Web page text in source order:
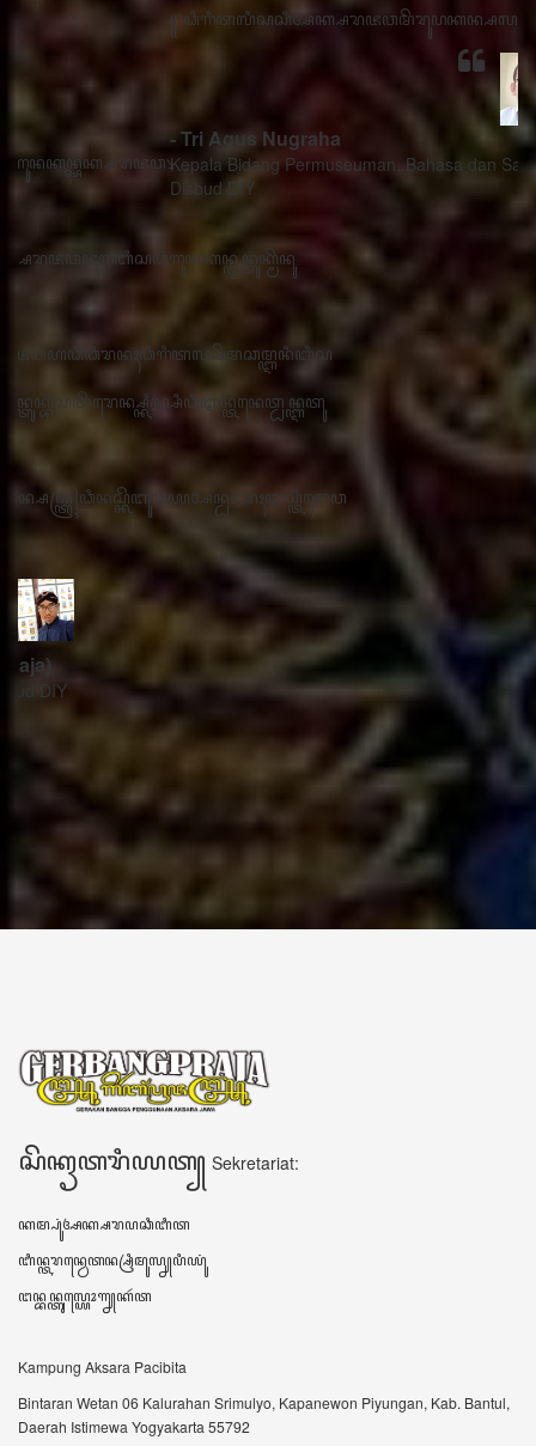
- Tri Agus Nugraha
Kepala Bidang Permuseuman, Bahasa dan Sastra
Disbud DIY
ꦱꦼꦏꦽꦠꦫꦶꦪꦠ꧀ Sekretariat:
ꦏꦩ꧀ꦥꦸꦁꦄꦏ꧀ꦱꦫꦥꦕꦶꦧꦶꦠ
ꦧꦶꦤ꧀ꦠꦫꦤ꧀ꦮꦺꦠꦤ꧀ꦱꦿꦶꦩꦸꦭ꧀ꦚꦥꦶꦪꦸꦁ
ꦔꦤ꧀ꦧꦤ꧀ꦠꦸꦭ꧀ꦪꦺꦴꦒ꧀ꦚꦏꦂꦠ
Bintaran Wetan 06 Kalurahan Srimulyo, Kapanewon Piyungan, Kab. Bantul,
Daerah Istimewa Yogyakarta 55792
GERBANG PRAJA
꧋ꦱꦼꦧꦸꦮꦃꦒꦼꦫꦏ꧀ꦥꦼꦫꦸꦧꦲꦤ꧀ꦝꦶꦪꦩ꧀ꦝꦶꦪꦩ꧀ꦠꦼꦔꦃꦣꦶꦭꦏꦸꦏꦤ꧀꧈
ꦊꦣꦏꦤ꧀ꦚ...
Sultan HB X: Aksara Jawa...
VIDEO TERBARU ꦮ꦳ꦶꦣꦶꦪꦺꦴꦠꦼꦂꦧꦫꦸ